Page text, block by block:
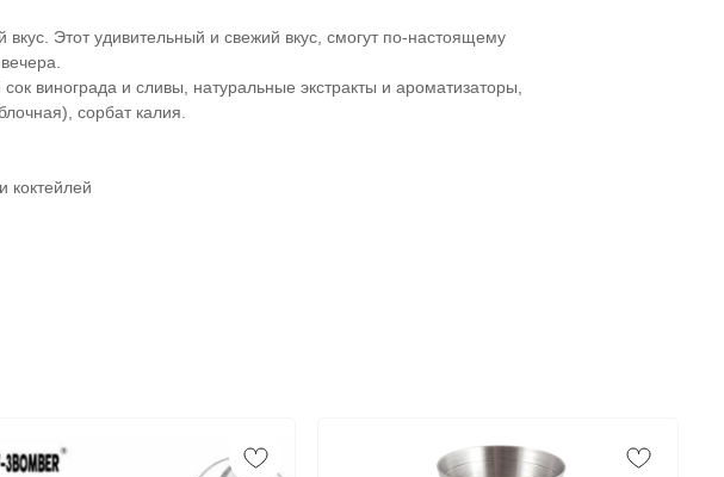
Этот удивительный и свежий вкус, смогут по-настоящему
винограда и сливы, натуральные экстракты и ароматизаторы,
сорбат калия.
коктейлей